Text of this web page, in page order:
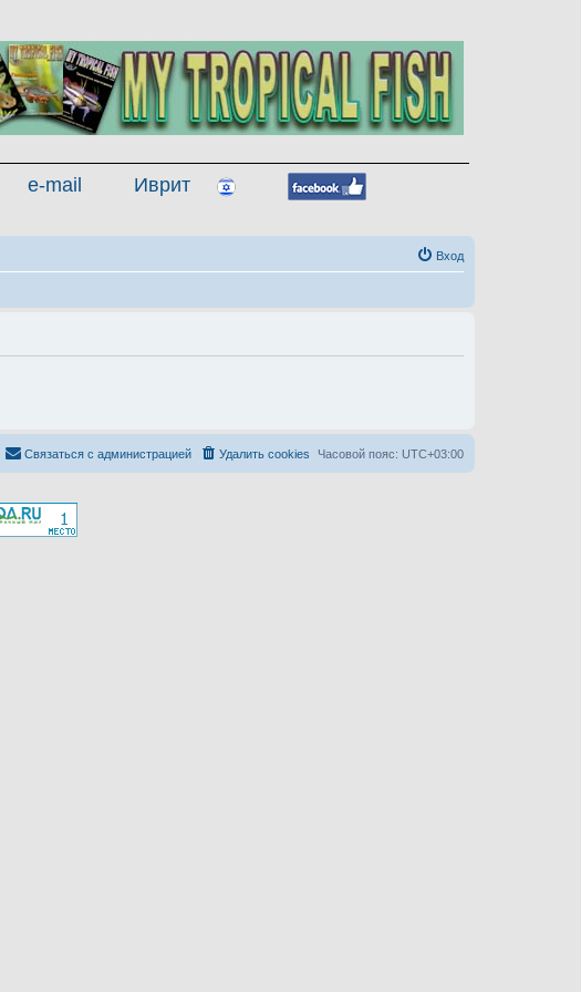
e-mail Иврит
Вход
Часовой пояс: UTC+03:00
Удалить cookies
Связаться с администрацией